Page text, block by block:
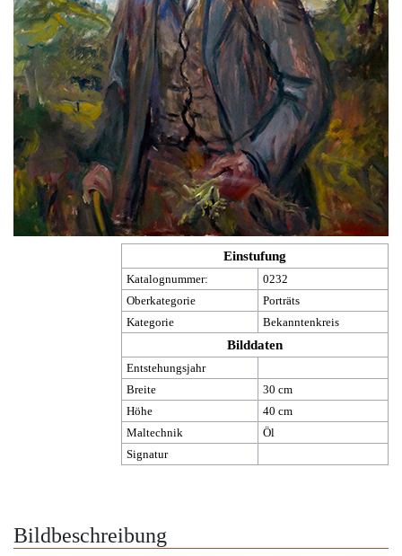
Einstufung
Katalognummer:
0232
Oberkategorie
Porträts
Kategorie
Bekanntenkreis
Bilddaten
Entstehungsjahr
Breite
30 cm
Höhe
40 cm
Maltechnik
Öl
Signatur
Bildbeschreibung